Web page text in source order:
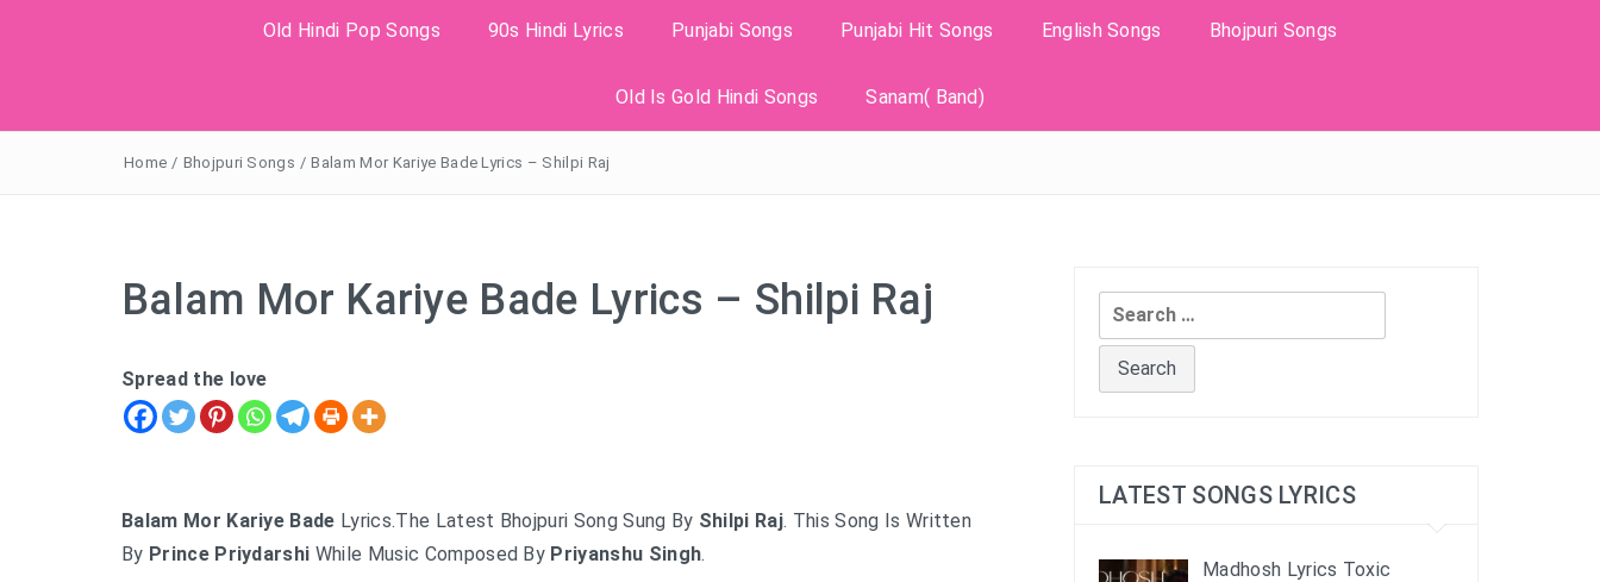
Old Hindi Pop Songs 90s Hindi Lyrics Punjabi Songs Punjabi Hit Songs English Songs Bhojpuri Songs
Old Is Gold Hindi Songs Sanam( Band)
Home / Bhojpuri Songs / Balam Mor Kariye Bade Lyrics – Shilpi Raj
Balam Mor Kariye Bade Lyrics – Shilpi Raj
Spread the love
Balam Mor Kariye Bade Lyrics.The Latest Bhojpuri Song Sung By Shilpi Raj. This Song Is Written
By Prince Priydarshi While Music Composed By Priyanshu Singh.
Search
for:
LATEST SONGS LYRICS
Madhosh Lyrics Toxic